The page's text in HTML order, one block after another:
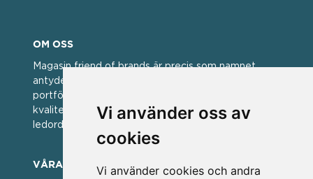
Vi använder oss av
cookies
Vi använder cookies och andra
OM OSS
Magasin friend of brands är precis som namnet
antyder; en vän av varumärken. Vi har idag en stor
portfölj med välkända varumärken med hög
kvalitet. För oss har kvalitet alltid varit ett av
ledorden och som styrt vår verksamhet.
VÅRA VARUMÄRKEN